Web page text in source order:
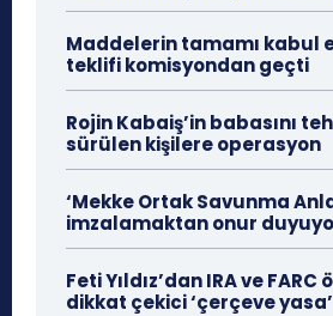
Maddelerin tamamı kabul
teklifi komisyondan geçti
Rojin Kabaiş’in babasını
sürülen kişilere operasyon
‘Mekke Ortak Savunma
imzalamaktan onur
Feti Yıldız’dan IRA ve
dikkat çekici ‘çerçeve